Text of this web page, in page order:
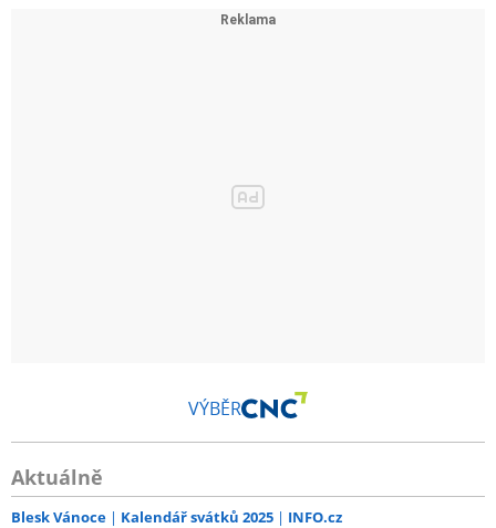
VÝBĚR
Aktuálně
Blesk Vánoce Kalendář svátků 2025 INFO.cz